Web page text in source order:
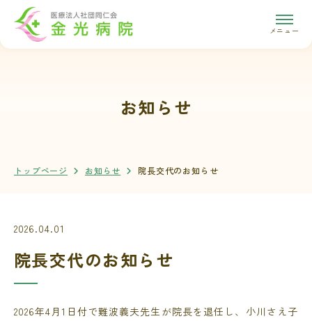
メニュー
お知らせ
トップページ お知らせ 院長交代のお知らせ
2026.04.01
院長交代のお知らせ
2026年4月1日付で難波義夫先生が院長を退任し、小川さえ子